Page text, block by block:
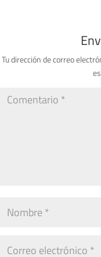
Tu dirección de correo